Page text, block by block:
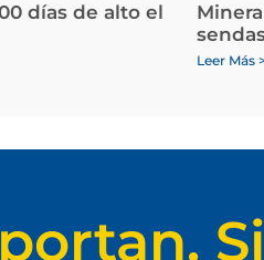
días de alto el
Leer Más